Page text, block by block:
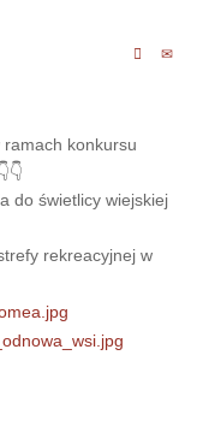
konkursu
do świetlicy wiejskiej
rekreacyjnej w